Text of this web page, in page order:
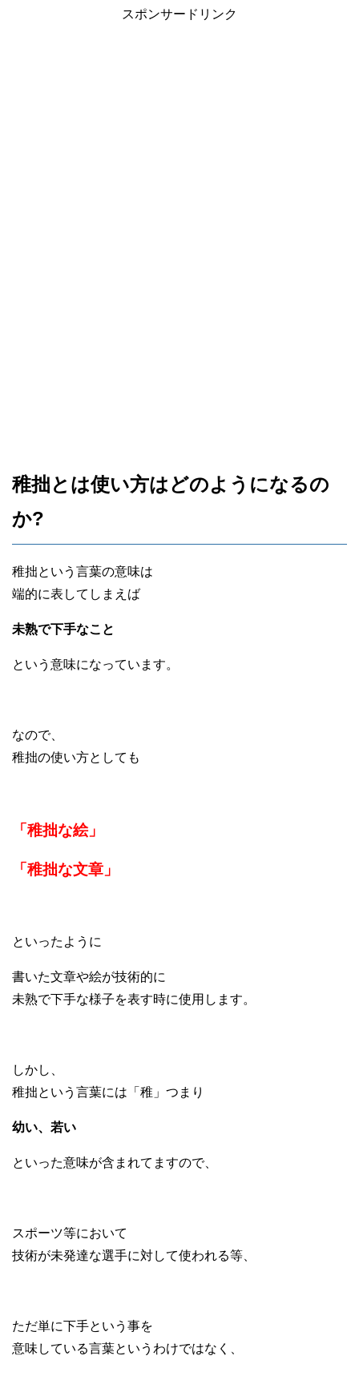
スポンサードリンク
稚拙とは使い方はどのようになるの
か?
稚拙という言葉の意味は
端的に表してしまえば
未熟で下手なこと
という意味になっています。
なので、
稚拙の使い方としても
「稚拙な絵」
「稚拙な文章」
といったように
書いた文章や絵が技術的に
未熟で下手な様子を表す時に使用します。
しかし、
稚拙という言葉には「稚」つまり
幼い、若い
といった意味が含まれてますので、
スポーツ等において
技術が未発達な選手に対して使われる等、
ただ単に下手という事を
意味している言葉というわけではなく、